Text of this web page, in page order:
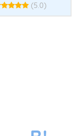
(5.0)